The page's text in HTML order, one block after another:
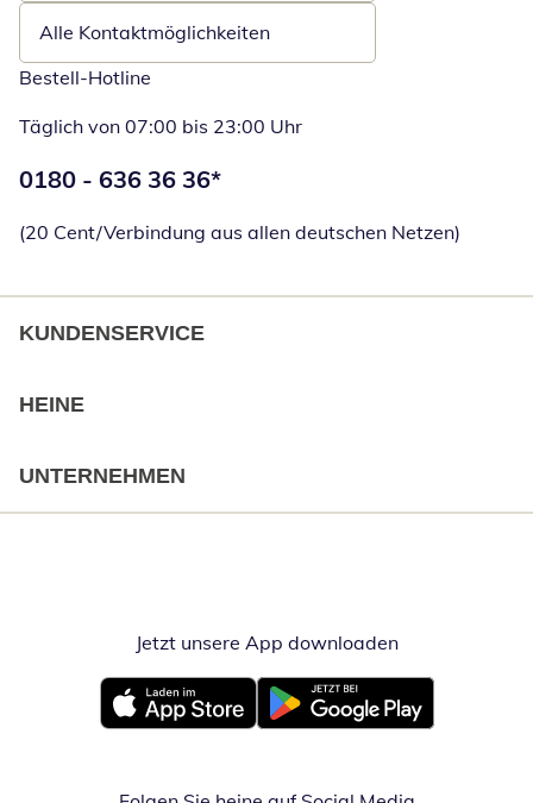
Alle Kontaktmöglichkeiten
Bestell-Hotline
Täglich von 07:00 bis 23:00 Uhr
Telefonnummer:
0180 - 636 36 36*
(20 Cent/Verbindung aus allen deutschen Netzen)
KUNDENSERVICE
HEINE
UNTERNEHMEN
Jetzt unsere App downloadenÖffnet in
Öffnet in neuem FensterÖffnet in neuem Fenster